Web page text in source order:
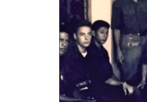
Narconon
opiatberoende